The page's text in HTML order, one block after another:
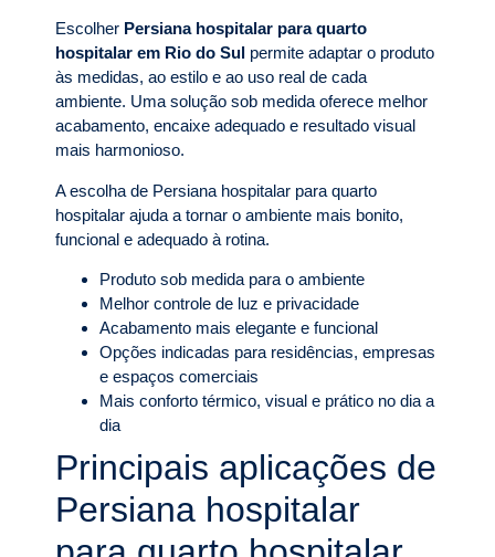
Escolher Persiana hospitalar para quarto
hospitalar em Rio do Sul permite adaptar o produto
às medidas, ao estilo e ao uso real de cada
ambiente. Uma solução sob medida oferece melhor
acabamento, encaixe adequado e resultado visual
mais harmonioso.
A escolha de Persiana hospitalar para quarto
hospitalar ajuda a tornar o ambiente mais bonito,
funcional e adequado à rotina.
Produto sob medida para o ambiente
Melhor controle de luz e privacidade
Acabamento mais elegante e funcional
Opções indicadas para residências, empresas
e espaços comerciais
Mais conforto térmico, visual e prático no dia a
dia
Principais aplicações de
Persiana hospitalar